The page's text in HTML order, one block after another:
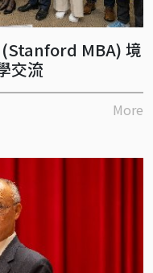
(Stanford MBA) 境
交流
More